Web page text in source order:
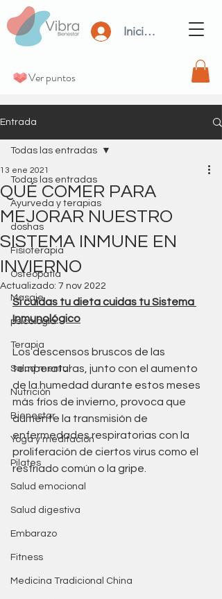
Iniciar Sesión
Ver puntos
Entrada
Todas las entradas
Ayurveda y terapias
doshas
Fisioterapia
Osteopatia
Masaje
psicología
Terapia
Salud mental
Nutrición
Bienestar
Yoga y meditación
Pilates
Salud emocional
Salud digestiva
Embarazo
Fitness
Medicina Tradicional China
Todas las entradas
QUÉ COMER PARA
MEJORAR NUESTRO
SISTEMA INMUNE EN
INVIERNO
13 ene 2021
Actualizado: 7 nov 2022
Si cuidas tu dieta cuidas tu Sistema
Inmunológico
Los descensos bruscos de las
temperaturas, junto con el aumento
de la humedad durante estos meses
más fríos de invierno, provoca que
aumente la transmisión de
enfermedades respiratorias con la
proliferación de ciertos virus como el
resfriado común o la gripe.